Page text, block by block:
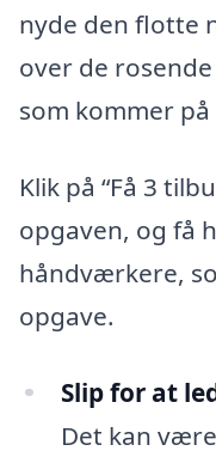
nyde den flotte
over de
som kommer på
Klik på “Få 3
opgaven, og få
håndværkere,
opgave.
Slip for at
Det kan